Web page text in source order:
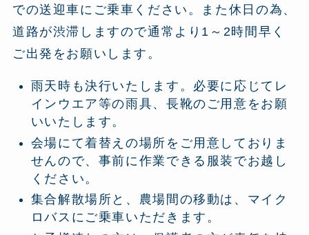
での送迎車にご乗車ください。また休日の為、
道路が渋滞しますので通常より1～2時間早く
ご出発をお願いします。
雨天時も決行いたします。必要に応じてレ
インウエア等の雨具、長靴のご用意をお願
いいたします。
会場にて着替えの場所をご用意しておりま
せんので、事前に作業できる服装でお越し
ください。
集合解散場所と、農場間の移動は、マイク
ロバスにご乗車いただきます。